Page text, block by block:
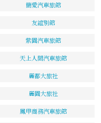
簡愛汽車旅館
友誼別館
紫園汽車旅館
天上人間汽車旅館
麗都大旅社
麗園大旅社
鳳甲商務汽車旅館